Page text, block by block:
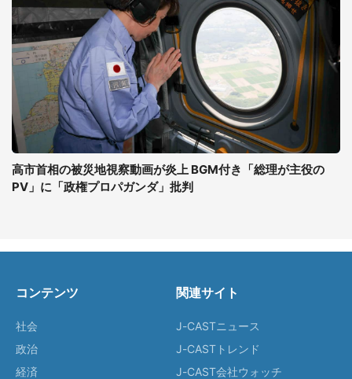
高市首相の被災地視察動画が炎上 BGM付き「総理が主役の
PV」に「政権プロパガンダ」批判
コンテンツ
社会
政治
経済
関連サイト
J-CASTニュース
J-CASTトレンド
J-CAST会社ウォッチ